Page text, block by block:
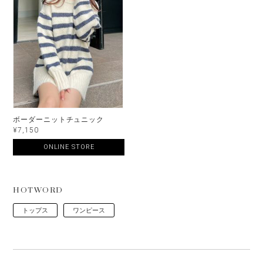
ボーダーニットチュニック
¥7,150
ONLINE STORE
HOTWORD
トップス ワンピース